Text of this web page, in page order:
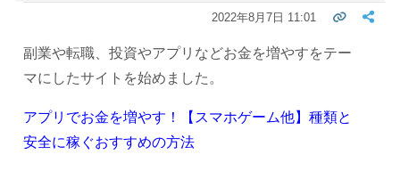
2022年8月7日 11:01
副業や転職、投資やアプリなどお金を増やすをテー
マにしたサイトを始めました。
アプリでお金を増やす！【スマホゲーム他】種類と
安全に稼ぐおすすめの方法